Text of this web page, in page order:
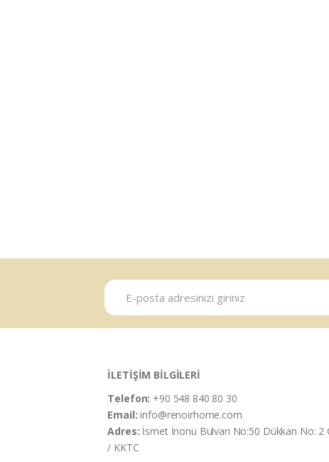
İLETİŞİM BİLGİLERİ
Telefon: +90 548 840 80 30
Email:info@renoirhome.com
Adres: İsmet İnonü Bulvarı No:50 Dükkan No: 2
/ KKTC